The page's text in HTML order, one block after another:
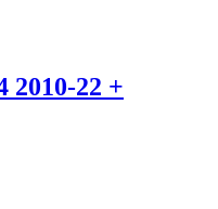
2010-22 +